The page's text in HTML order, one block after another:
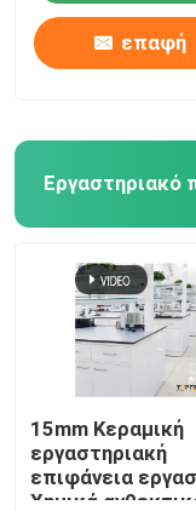
επαφή
Εργαστηριακό
15mm Κεραμική
εργαστηριακή
επιφάνεια
Χημικά